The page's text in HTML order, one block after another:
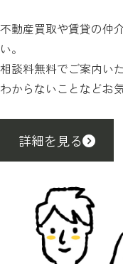
不動産買取や賃貸の仲
い。
相談料無料でご案内い
わからないことなどお
詳細を見る